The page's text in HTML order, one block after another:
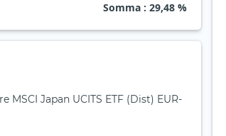
Somma : 29,48 %
Japan UCITS ETF (Dist) EUR-